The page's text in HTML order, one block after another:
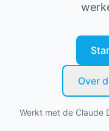
Over
Werkt met de Claude